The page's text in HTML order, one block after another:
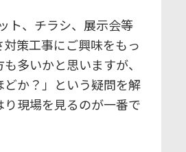
ト、チラシ、展示会等
策工事にご興味をもっ
多いかと思いますが、
どか？」という疑問を解
現場を見るのが一番で